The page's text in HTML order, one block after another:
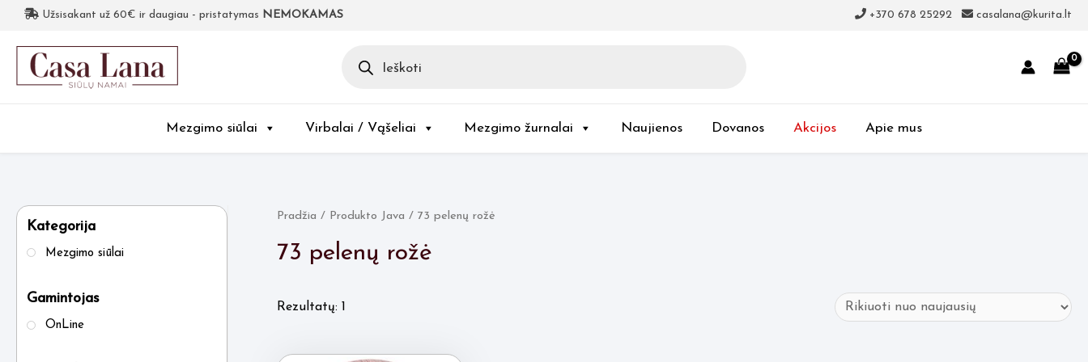
Užsisakant už 60€ ir daugiau - pristatymas NEMOKAMAS +370 678 25292 casalana@kurita.lt
search
Mezgimo siūlai Virbalai / Vąšeliai Mezgimo žurnalai Naujienos Dovanos Akcijos Apie mus
Kategorija
Mezgimo siūlai
Gamintojas
OnLine
Pradžia / Produkto Java / 73 pelenų rožė
73 pelenų rožė
Rezultatų: 1